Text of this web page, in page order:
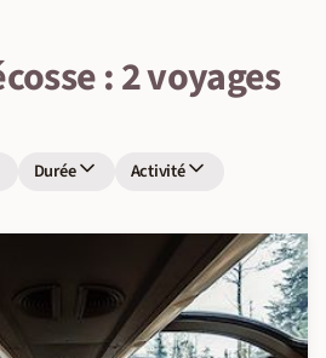
: 2 voyages
Durée Activité